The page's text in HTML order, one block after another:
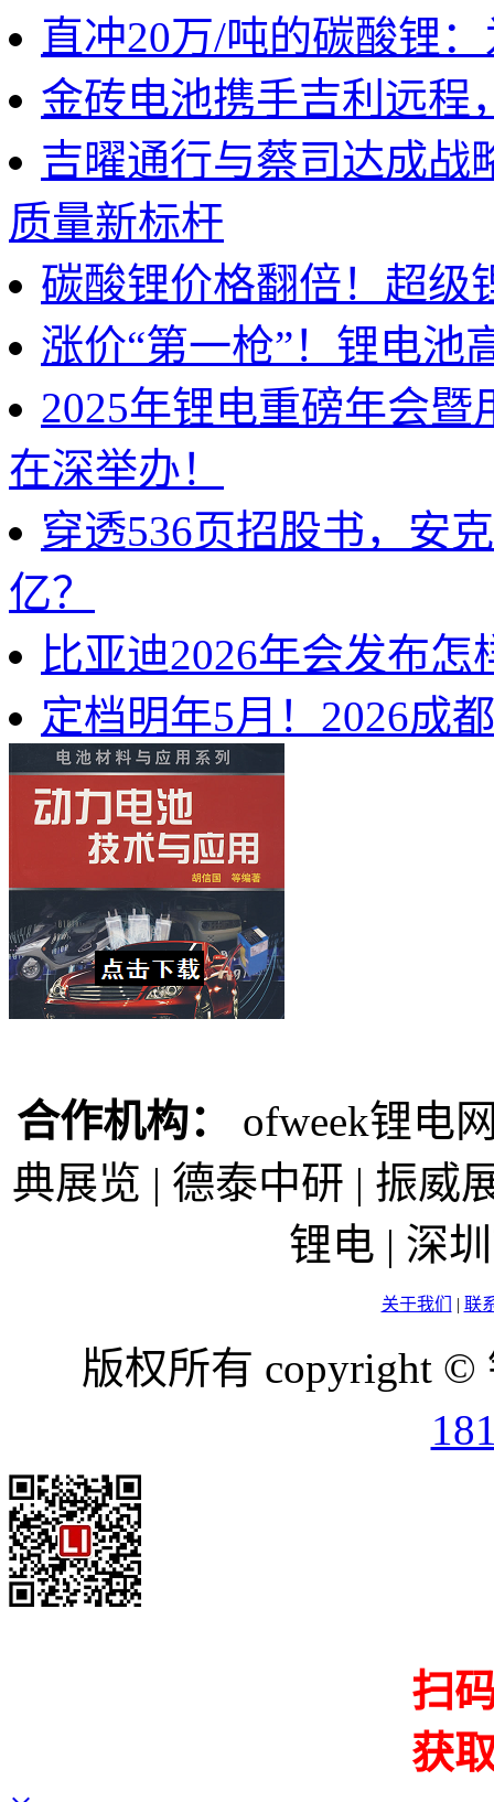
直冲20万/吨的碳酸锂
金砖电池携手吉利远程
吉曜通行与蔡司达成战
质量新标杆
碳酸锂价格翻倍！超级
涨价“第一枪”！锂电池
2025年锂电重磅年会
在深举办！
穿透536页招股书，安
亿？
比亚迪2026年会发布
定档明年5月！2026成
合作机构：
ofweek锂电
典展览 | 德泰中研 | 振威
锂电 | 深
关于我们 | 联
版权所有 copyright
扫
获